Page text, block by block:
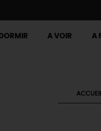
DORMIR A VOIR A